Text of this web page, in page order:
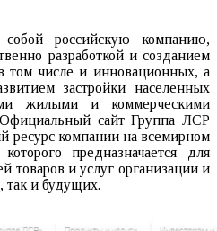
российскую компанию,
разработкой и созданием
том числе и инновационных, а
застройки населенных
жилыми и коммерческими
сайт Группа ЛСР
компании на всемирном
предназначается для
товаров и услуг организации и
так и будущих.